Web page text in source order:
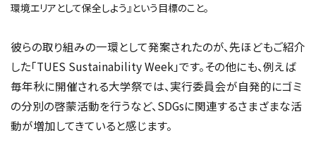
環境エリアとして保全しよう』という目標のこと。
彼らの取り組みの一環として発案されたのが、先ほどもご紹介
した「TUES Sustainability Week」です。その他にも、例えば
毎年秋に開催される大学祭では、実行委員会が自発的にゴミ
の分別の啓蒙活動を行うなど、SDGsに関連するさまざまな活
動が増加してきていると感じます。